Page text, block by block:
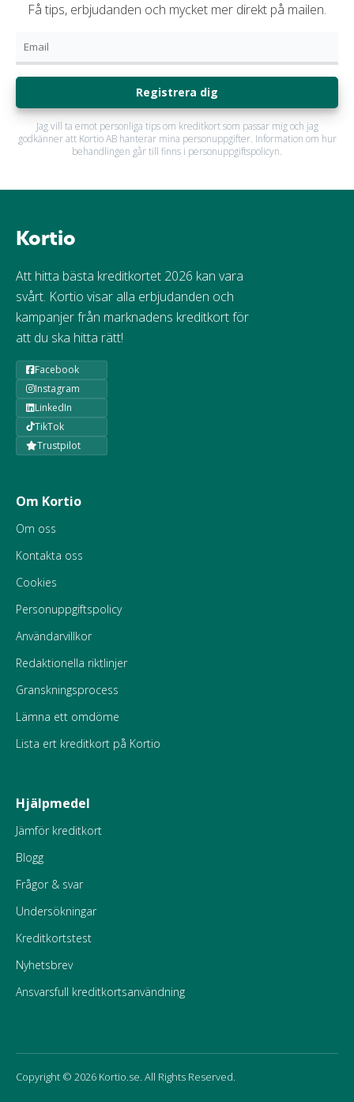
Få tips, erbjudanden och mycket mer direkt på mailen.
Registrera dig
Jag vill ta emot personliga tips om kreditkort som passar mig och jag
godkänner att Kortio AB hanterar mina personuppgifter. Information om hur
behandlingen går till finns i personuppgiftspolicyn.
Kortio
Att hitta bästa kreditkortet 2026 kan vara
svårt. Kortio visar alla erbjudanden och
kampanjer från marknadens kreditkort för
att du ska hitta rätt!
Facebook
Instagram
LinkedIn
TikTok
Trustpilot
Om Kortio
Om oss
Kontakta oss
Cookies
Personuppgiftspolicy
Användarvillkor
Redaktionella riktlinjer
Granskningsprocess
Lämna ett omdöme
Lista ert kreditkort på Kortio
Hjälpmedel
Jämför kreditkort
Blogg
Frågor & svar
Undersökningar
Kreditkortstest
Nyhetsbrev
Ansvarsfull kreditkortsanvändning
Copyright © 2026 Kortio.se. All Rights Reserved.